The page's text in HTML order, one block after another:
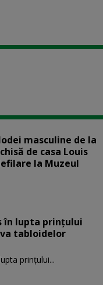
masculine de la
de casa Louis
la Muzeul
în lupta prinţului
tabloidelor
prinţului...